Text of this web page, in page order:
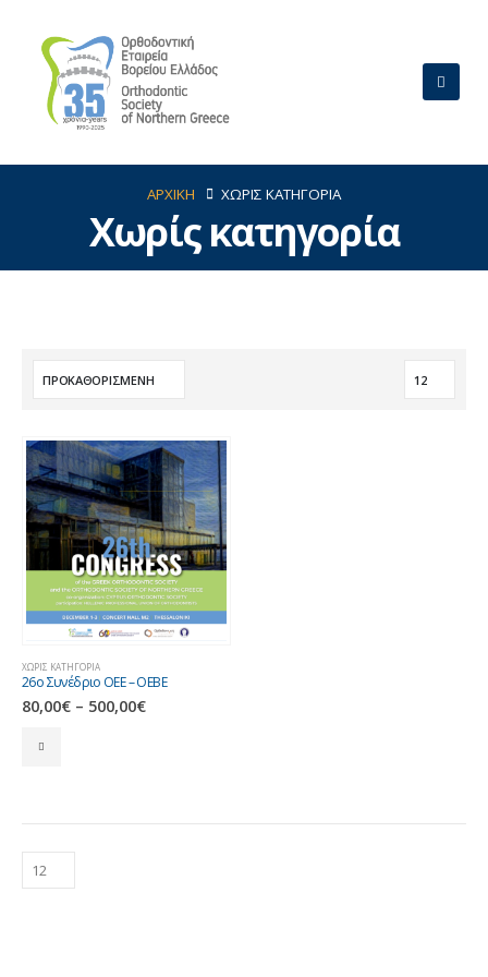
Χωρίς κατηγορία
ΑΡΧΙΚΗ ΧΩΡΊΣ ΚΑΤΗΓΟΡΊΑ
ΧΩΡΊΣ ΚΑΤΗΓΟΡΊΑ
26ο Συνέδριο ΟΕΕ – ΟΕΒΕ
80,00€ – 500,00€